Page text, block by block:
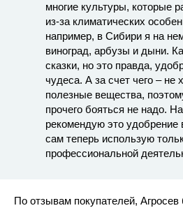
многие культуры, которые
из-за климатических
например, в Сибири я на
виноград, арбузы и дыни.
сказки, но это правда,
чудеса. А за счет чего – не
полезные вещества,
прочего бояться не надо.
рекомендую это
сам теперь использую
профессиональной
По отзывам покупателей, Агросев